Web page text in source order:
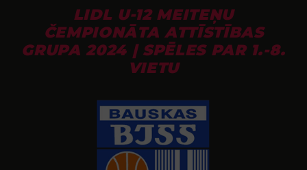
LIDL U-12 MEITEŅU
ČEMPIONĀTA ATTĪSTĪBAS
GRUPA 2024 | SPĒLES PAR 1.-8.
VIETU